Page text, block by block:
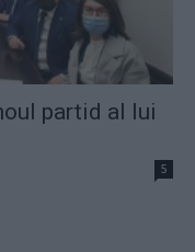
partid al lui
5